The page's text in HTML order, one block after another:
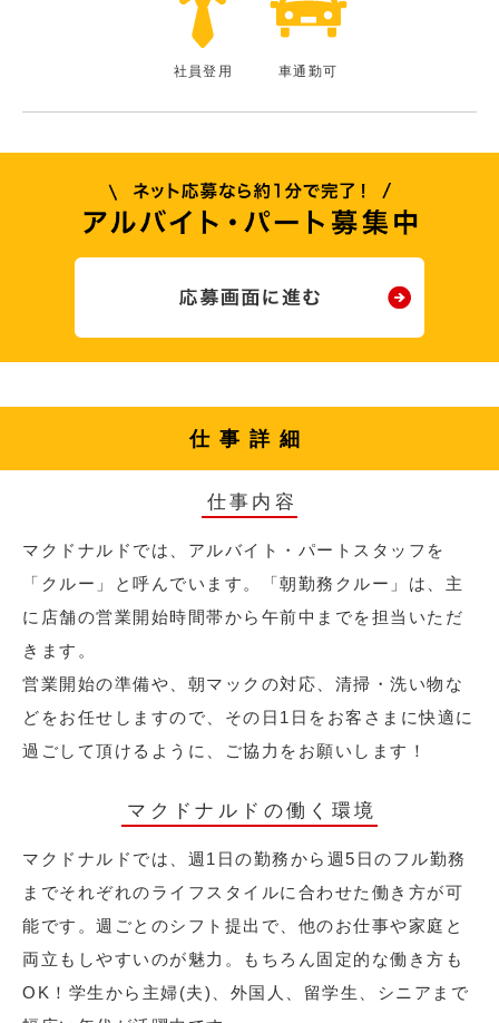
社員登用 車通勤可
仕事詳細
仕事内容
マクドナルドでは、アルバイト・パートスタッフを
「クルー」と呼んでいます。「朝勤務クルー」は、主
に店舗の営業開始時間帯から午前中までを担当いただ
きます。
営業開始の準備や、朝マックの対応、清掃・洗い物な
どをお任せしますので、その日1日をお客さまに快適に
過ごして頂けるように、ご協力をお願いします！
マクドナルドの働く環境
マクドナルドでは、週1日の勤務から週5日のフル勤務
までそれぞれのライフスタイルに合わせた働き方が可
能です。週ごとのシフト提出で、他のお仕事や家庭と
両立もしやすいのが魅力。もちろん固定的な働き方も
OK！学生から主婦(夫)、外国人、留学生、シニアまで